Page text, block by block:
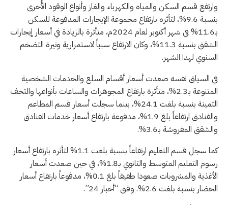
وارتفع قسم السكن والمياه والكهرباء والغاز وأنواع الوقود الأُخرى
بنسبة 9.6%، لتأثره بارتفاع مجموعة الإيجارات المدفوعة للسكن
بـ11.6% في شهر أكتوبر لعام 2024م، متأثرة بالزيادة في أسعار إيجارات
الشقق بنسبة 11.3%، وكان الارتفاع سبباً لاستمرارية وتيرة التضخم
السنوي لهذا الشهر.
في السياق نفسه صعدت أسعار أقسام السلع والخدمات الشخصية
المتنوعة بـ2.3%، متأثرة بارتفاع المجوهرات والساعات بأنواعها والتحف
الثمينة بنسبة بلغت 24.1%، بينما سجلت أسعار قسم المطاعم
والفنادق ارتفاعاً بلغ 1.9%، مدفوعة بارتفاع أسعار خدمات الفنادق
والشقق المفروشة بـ3.6%.
كما سجل قسم التعليم ارتفاعاً بنسبة بلغت 1.1% لتأثره بارتفاع أسعار
رسوم التعليم المتوسط والثانوي بـ1.8%، في حين صعدت أسعار
الأغذية والمشروبات صعودا طفيفاً بلغ 0.1%، مدفوعاً بارتفاع أسعار
الخضار بنسبة بلغت 2.6%. وفق “أخبار 24”.